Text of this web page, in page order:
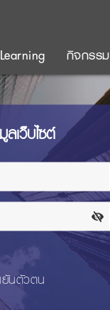
กิจกรรม
เว็บไซต์
นตัวตน